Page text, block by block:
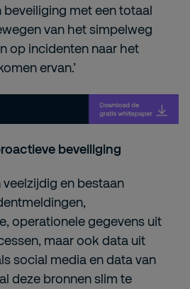
met een totaal
van het simpelweg
op incidenten naar het
ervan.’
beveiliging
en bestaan
operationele gegevens uit
maar ook data uit
social media en data van
deze bronnen slim te